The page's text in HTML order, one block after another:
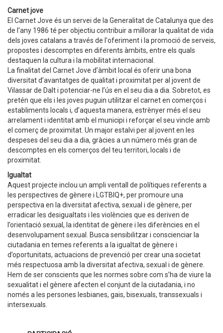
Carnet jove
El Carnet Jove és un servei de la Generalitat de Catalunya que des
de l'any 1986 té per objectiu contribuir a millorar la qualitat de vida
dels joves catalans a través de l'oferiment i la promoció de serveis,
propostes i descomptes en diferents àmbits, entre els quals
destaquen la cultura i la mobilitat internacional.
La finalitat del Carnet Jove d’àmbit local és oferir una bona
diversitat d’avantatges de qualitat i proximitat per al jovent de
Vilassar de Dalt i potenciar-ne l’ús en el seu dia a dia. Sobretot, es
pretén que els i les joves puguin utilitzar el carnet en comerços i
establiments locals i, d’aquesta manera, estrènyer més el seu
arrelament i identitat amb el municipi i reforçar el seu vincle amb
el comerç de proximitat. Un major estalvi per al jovent en les
despeses del seu dia a dia, gràcies a un número més gran de
descomptes en els comerços del teu territori, locals i de
proximitat.
Igualtat
Aquest projecte inclou un ampli ventall de polítiques referents a
les perspectives de gènere i LGTBIQ+, per promoure una
perspectiva en la diversitat afectiva, sexual i de gènere, per
erradicar les desigualtats i les violències que es deriven de
l’orientació sexual, la identitat de gènere i les diferències en el
desenvolupament sexual. Busca sensibilitzar i conscienciar la
ciutadania en temes referents a la igualtat de gènere i
d’oportunitats, actuacions de prevenció per crear una societat
més respectuosa amb la diversitat afectiva, sexual i de gènere.
Hem de ser conscients que les normes sobre com s’ha de viure la
sexualitat i el gènere afecten el conjunt de la ciutadania, i no
només a les persones lesbianes, gais, bisexuals, transsexuals i
intersexuals.